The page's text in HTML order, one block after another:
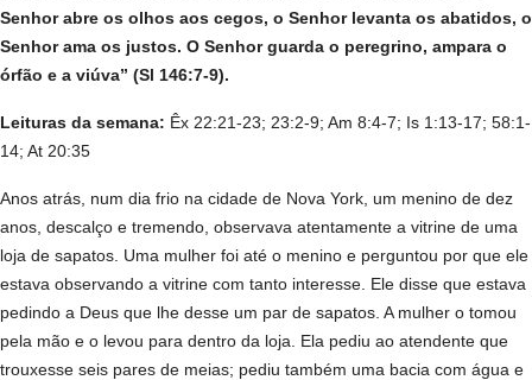
Senhor abre os olhos aos cegos, o Senhor levanta os abatidos, o
Senhor ama os justos. O Senhor guarda o peregrino, ampara o
órfão e a viúva” (Sl 146:7-9).
Leituras da semana: Êx 22:21-23; 23:2-9; Am 8:4-7; Is 1:13-17; 58:1-
14; At 20:35
Anos atrás, num dia frio na cidade de Nova York, um menino de dez
anos, descalço e tremendo, observava atentamente a vitrine de uma
loja de sapatos. Uma mulher foi até o menino e perguntou por que ele
estava observando a vitrine com tanto interesse. Ele disse que estava
pedindo a Deus que lhe desse um par de sapatos. A mulher o tomou
pela mão e o levou para dentro da loja. Ela pediu ao atendente que
trouxesse seis pares de meias; pediu também uma bacia com água e